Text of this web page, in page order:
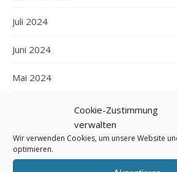
Cookie-Zustimmung
verwalten
Wir verwenden Cookies, um unsere Website
optimieren.
Juli 2024
Juni 2024
Mai 2024
März 2024
Februar 2024